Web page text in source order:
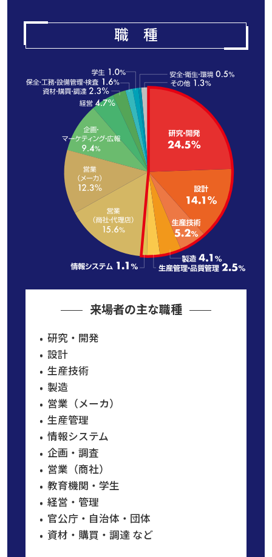
職 種
来場者の主な職種
研究・開発
設計
生産技術
製造
営業（メーカ）
生産管理
情報システム
企画・調査
営業（商社）
教育機関・学生
経営・管理
官公庁・自治体・団体
資材・購買・調達 など